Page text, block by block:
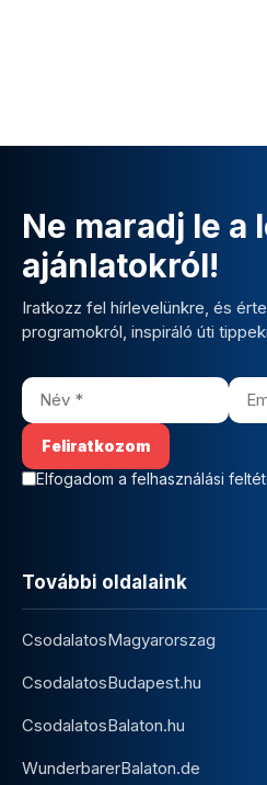
Ne maradj le a
ajánlatokról!
Iratkozz fel hírlevelünkre, és
programokról, inspiráló úti
Elfogadom a felhasználási
További oldalaink
CsodalatosMagyarorszag
CsodalatosBudapest.hu
CsodalatosBalaton.hu
WunderbarerBalaton.de